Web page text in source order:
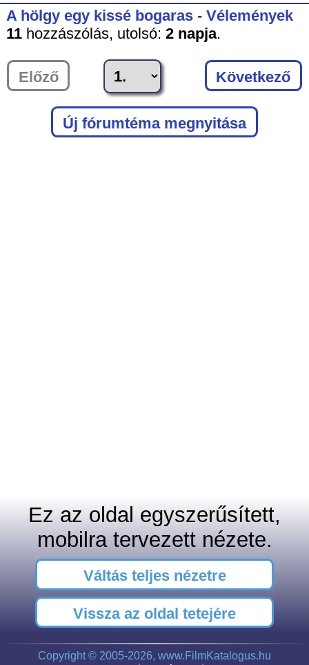
A hölgy egy kissé bogaras - Vélemények
11hozzászólás, utolsó: 2 napja.
Előző Következő
Új fórumtéma megnyitása
Ez az oldal egyszerűsített,
mobilra tervezett nézete.
Váltás teljes nézetre
Vissza az oldal tetejére
Copyright © 2005-2026, www.FilmKatalogus.hu